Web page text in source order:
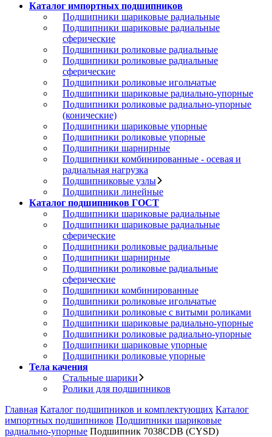
Каталог импортных подшипников
Подшипники шариковые радиальные
Подшипники шариковые радиальные
сферические
Подшипники роликовые радиальные
Подшипники роликовые радиальные
сферические
Подшипники роликовые игольчатые
Подшипники шариковые радиально-упорные
Подшипники роликовые радиально-упорные
(конические)
Подшипники шариковые упорные
Подшипники роликовые упорные
Подшипники шарнирные
Подшипники комбинированные - осевая и
радиальная нагрузка
Подшипниковые узлы
Подшипники линейные
Каталог подшипников ГОСТ
Подшипники шариковые радиальные
Подшипники шариковые радиальные
сферические
Подшипники роликовые радиальные
Подшипники шарнирные
Подшипники роликовые радиальные
сферические
Подшипники комбинированные
Подшипники роликовые игольчатые
Подшипники роликовые с витыми роликами
Подшипники шариковые радиально-упорные
Подшипники роликовые радиально-упорные
Подшипники шариковые упорные
Подшипники роликовые упорные
Тела качения
Стальные шарики
Ролики для подшипников
Главная Каталог подшипников и комплектующих Каталог
импортных подшипников Подшипники шариковые
радиально-упорные Подшипник 7038CDB (CYSD)